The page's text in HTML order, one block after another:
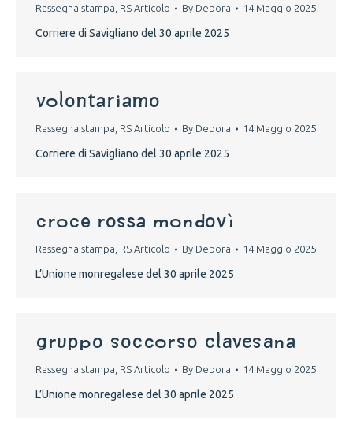
Rassegna stampa RS Articolo By Debora 14 Maggio 2025
Corriere di Savigliano del 30 aprile 2025
volontariAMO
Rassegna stampa RS Articolo By Debora 14 Maggio 2025
Corriere di Savigliano del 30 aprile 2025
croce rossa Mondovì
Rassegna stampa RS Articolo By Debora 14 Maggio 2025
L’Unione monregalese del 30 aprile 2025
gruppo soccorso clavesana
Rassegna stampa RS Articolo By Debora 14 Maggio 2025
L’Unione monregalese del 30 aprile 2025